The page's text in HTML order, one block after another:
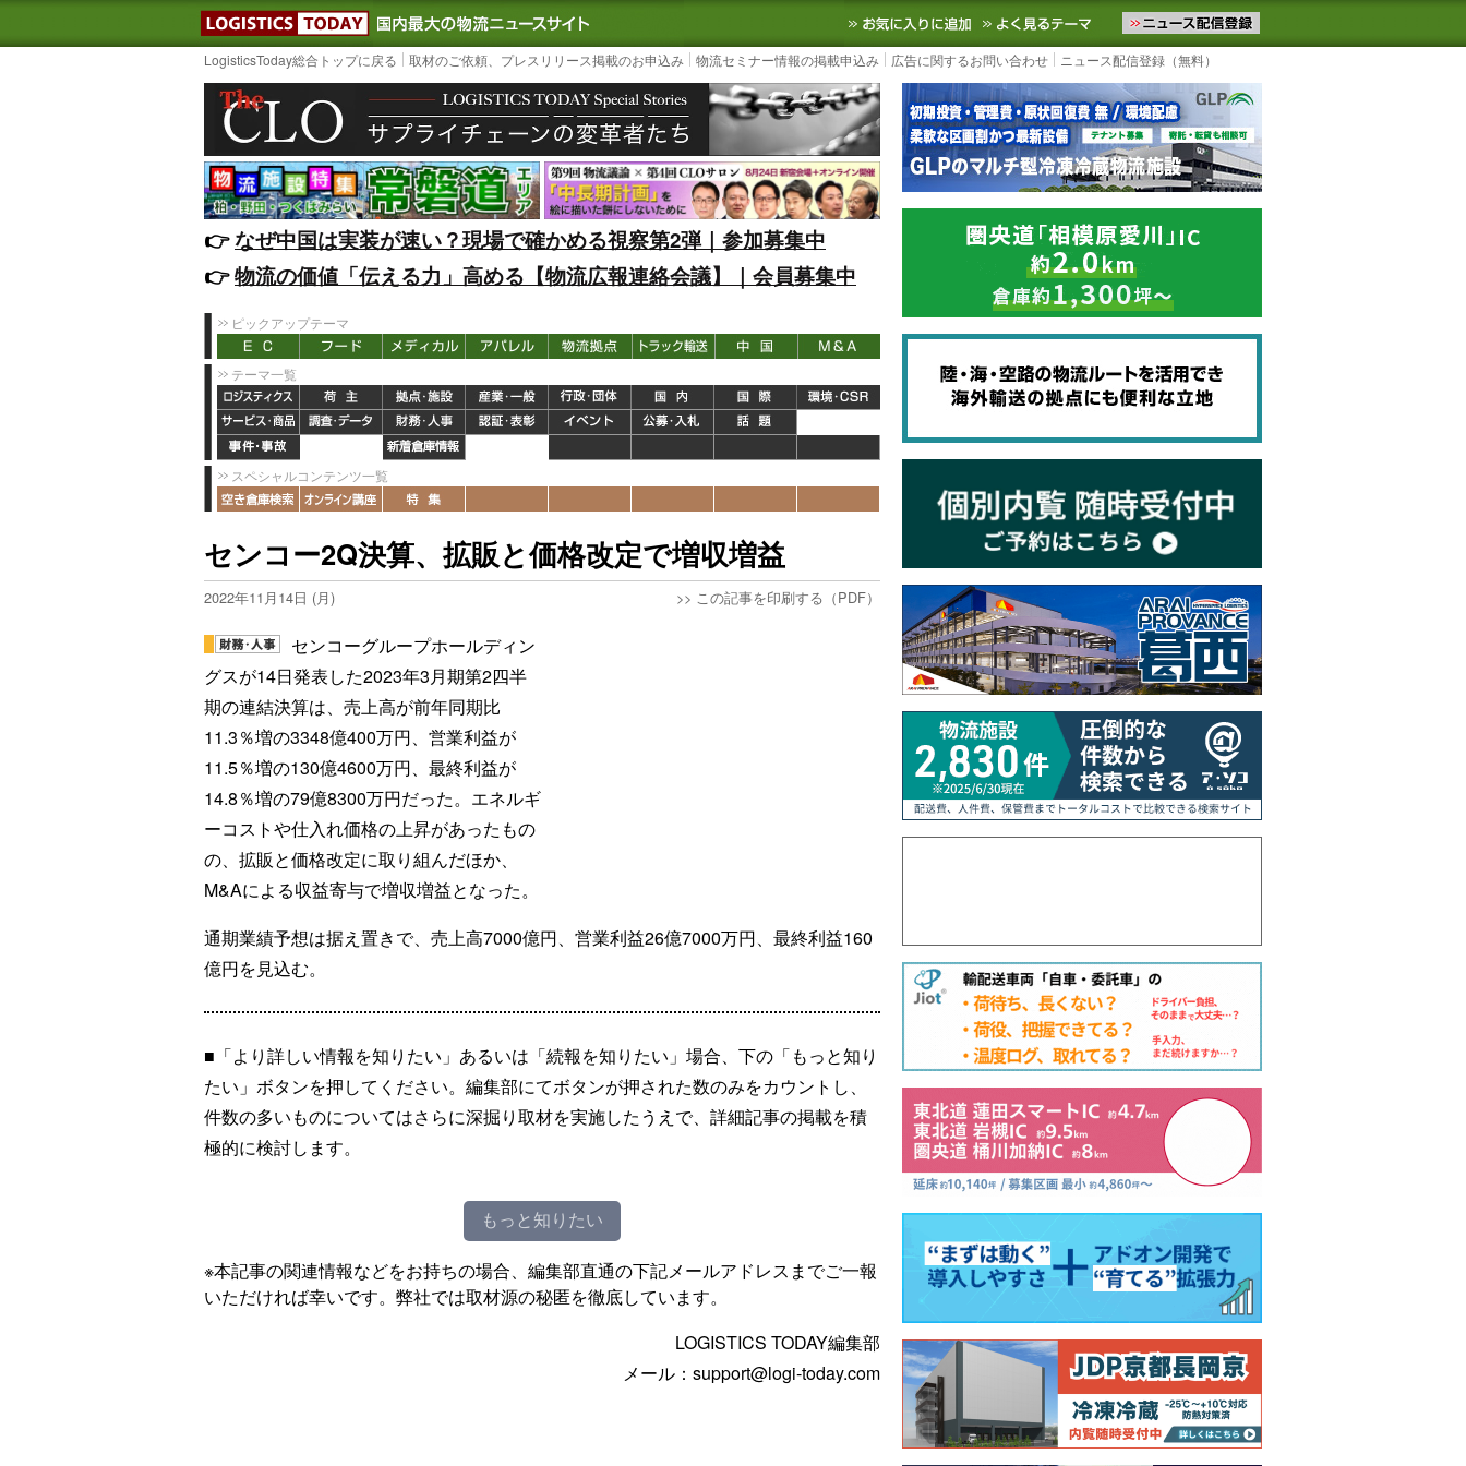
LOGISTICS TODAY｜国内最大の物流ニュースサイト3PL, SCMなど国内外の最新の物流ニュースをお届けします。物流ニュースメール配信を登録す
お気に入りに追加 よく見るテーマ
LogisticsToday総合トップに戻る 取材のご依頼、プレスリリース掲載のお申込み 物流セミナー情報の掲載申込み 広告に関するお問い合わせ ニュース配信登録（無料）
👉️なぜ中国は実装が速い？現場で確かめる視察第2弾｜参加募集中
👉️物流の価値「伝える力」高める【物流広報連絡会議】｜会員募集中
ピックアップテーマ
テーマ一覧
スペシャルコンテンツ一覧
センコー2Q決算、拡販と価格改定で増収増益
2022年11月14日 (月) >> この記事を印刷する（PDF）
センコーグループホールディン
グスが14日発表した2023年3月期第2四半
期の連結決算は、売上高が前年同期比
11.3％増の3348億400万円、営業利益が
11.5％増の130億4600万円、最終利益が
14.8％増の79億8300万円だった。エネルギ
ーコストや仕入れ価格の上昇があったもの
の、拡販と価格改定に取り組んだほか、
M&Aによる収益寄与で増収増益となった。
通期業績予想は据え置きで、売上高7000億円、営業利益26億7000万円、最終利益160
億円を見込む。
■「より詳しい情報を知りたい」あるいは「続報を知りたい」場合、下の「もっと知り
たい」ボタンを押してください。編集部にてボタンが押された数のみをカウントし、
件数の多いものについてはさらに深掘り取材を実施したうえで、詳細記事の掲載を積
極的に検討します。
もっと知りたい
※本記事の関連情報などをお持ちの場合、編集部直通の下記メールアドレスまでご一報
いただければ幸いです。弊社では取材源の秘匿を徹底しています。
LOGISTICS TODAY編集部
メール：support@logi-today.com